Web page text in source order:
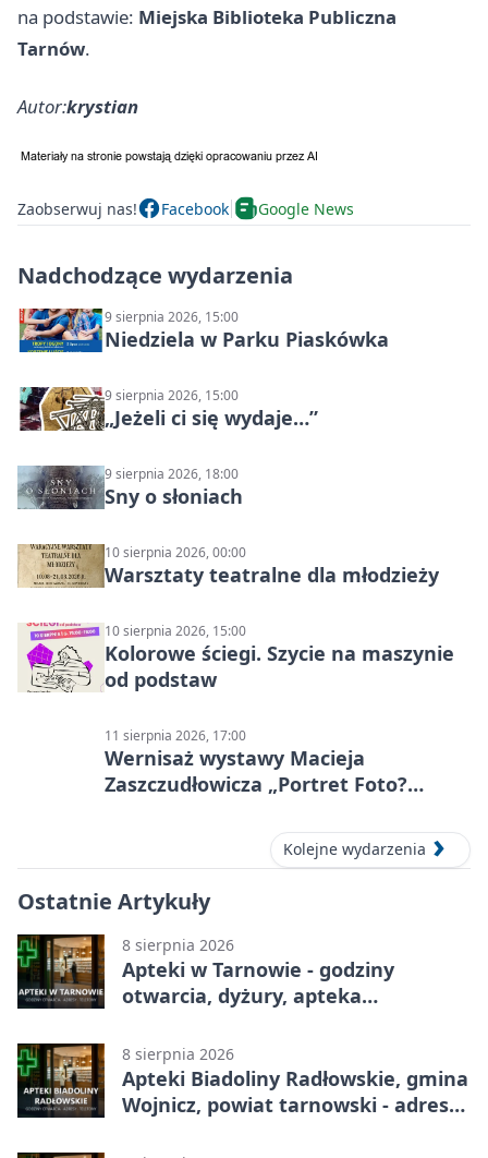
na podstawie: Miejska Biblioteka Publiczna
Tarnów.
Autor:krystian
Zaobserwuj nas! Facebook Google News
Nadchodzące wydarzenia
9 sierpnia 2026, 15:00
Niedziela w Parku Piaskówka
9 sierpnia 2026, 15:00
„Jeżeli ci się wydaje…”
9 sierpnia 2026, 18:00
Sny o słoniach
10 sierpnia 2026, 00:00
Warsztaty teatralne dla młodzieży
10 sierpnia 2026, 15:00
Kolorowe ściegi. Szycie na maszynie
od podstaw
11 sierpnia 2026, 17:00
Wernisaż wystawy Macieja
Zaszczudłowicza „Portret Foto?
Kolejne wydarzenia
Ostatnie Artykuły
8 sierpnia 2026
Apteki w Tarnowie - godziny
otwarcia, dyżury, apteka
8 sierpnia 2026
Apteki Biadoliny Radłowskie, gmina
Wojnicz, powiat tarnowski - adresy,